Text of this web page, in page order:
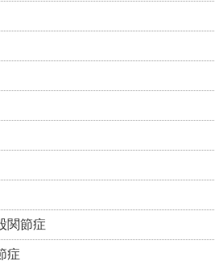
関節症
症